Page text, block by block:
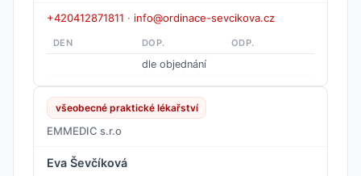
+420412871811 · info@ordinace-sevcikova.cz
DEN DOP. ODP.
dle objednání
všeobecné praktické lékařství
EMMEDIC s.r.o
Eva Ševčíková